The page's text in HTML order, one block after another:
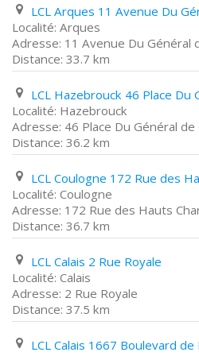
Arques
11 Avenue Du Général
33.7 km
Hazebrouck
46 Place Du Général de
36.2 km
Coulogne
172 Rue des Hauts
36.7 km
LCL Calais 2 Rue Royale
Calais
2 Rue Royale
37.5 km